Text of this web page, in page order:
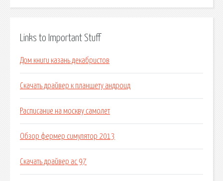
Links to Important Stuff
Дом книги казань декабристов
Скачать драйвер к планшету андроид
Расписание на москву самолет
Обзор фермер симулятор 2013
Скачать драйвер ac 97